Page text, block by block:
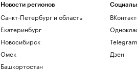
Новости регионов
Санкт-Петербург и область
Екатеринбург
Новосибирск
Омск
Башкортостан
Telegram
Дзен